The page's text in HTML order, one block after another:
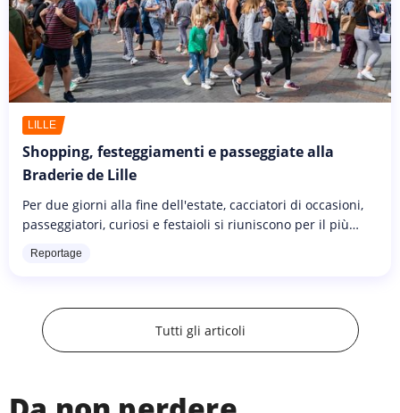
LILLE
Shopping, festeggiamenti e passeggiate alla
Braderie de Lille
Per due giorni alla fine dell'estate, cacciatori di occasioni,
passeggiatori, curiosi e festaioli si riuniscono per il più
Fiandre...
Reportage
Tutti gli articoli